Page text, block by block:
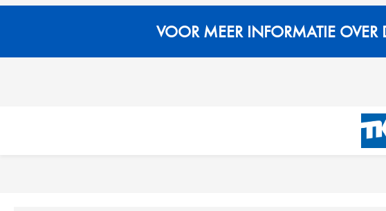
VOOR MEER INFORMATIE OVER